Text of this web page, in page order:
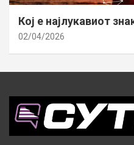
Кој е најлукавиот
02/04/2026